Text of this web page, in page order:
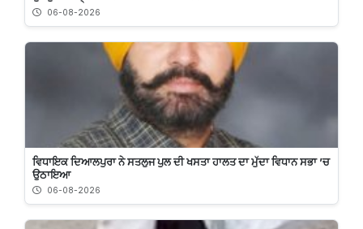
06-08-2026
ਵਿਧਾਇਕ ਦਿਆਲਪੁਰਾ ਨੇ ਸਤਲੁਜ ਪੁਲ ਦੀ ਖਸਤਾ ਹਾਲਤ ਦਾ ਮੁੱਦਾ ਵਿਧਾਨ ਸਭਾ ’ਚ
ਉਠਾਇਆ
06-08-2026